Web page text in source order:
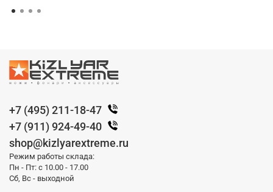
+7 (495) 211-18-47
+7 (911) 924-49-40
shop@kizlyarextreme.ru
Режим работы склада:
Пн - Пт: с 10.00 - 17.00
Сб, Вс - выходной